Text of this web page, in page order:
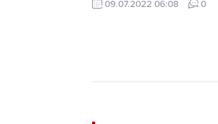
09.07.2022 06:08 0